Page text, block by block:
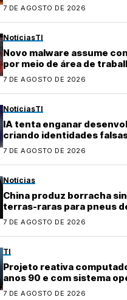
7 DE AGOSTO DE 2026
NotíciasTI
Novo malware assume
por meio de área de
7 DE AGOSTO DE 2026
NotíciasTI
IA tenta enganar
criando identidades
testes
7 DE AGOSTO DE 2026
Notícias
China produz borracha
terras-raras para pneus
elétricos
7 DE AGOSTO DE 2026
TI
Projeto reativa
anos 90 e com sistema
quase perdido
7 DE AGOSTO DE 2026